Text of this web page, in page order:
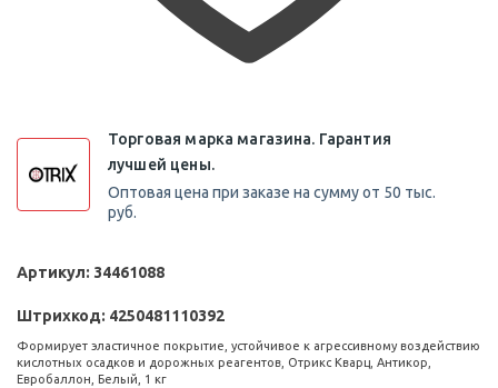
Торговая марка магазина. Гарантия
лучшей цены.
Оптовая цена при заказе на сумму от 50 тыс.
руб.
Артикул: 34461088
Штрихкод: 4250481110392
Формирует эластичное покрытие, устойчивое к агрессивному воздействию
кислотных осадков и дорожных реагентов, Отрикс Кварц, Антикор,
Евробаллон, Белый, 1 кг